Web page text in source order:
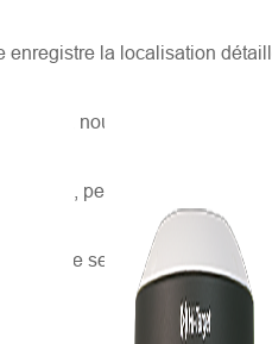
la localisation
nous pouvons
permettant de
que ses avantages et